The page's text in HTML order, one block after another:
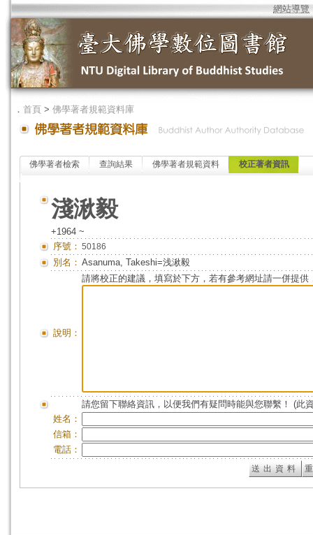
網站導覽
． 首頁 > 佛學著者規範資料庫
佛學著者檢索 查詢結果 佛學著者規範資料 校正著者資訊
淺湫毅
+1964 ~
序號： 50186
別名： Asanuma, Takeshi=浅湫毅
說明：
請將校正的建議，填寫於下方，若有參考網址請一併提供
請您留下聯絡資訊，以便我們有疑問時能與您聯繫！ (此
姓名：
信箱：
電話：